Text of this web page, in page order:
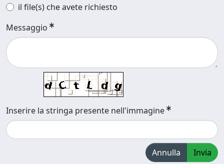
il file(s) che avete richiesto
Messaggio
Inserire la stringa presente nell'immagine
Annulla Invia